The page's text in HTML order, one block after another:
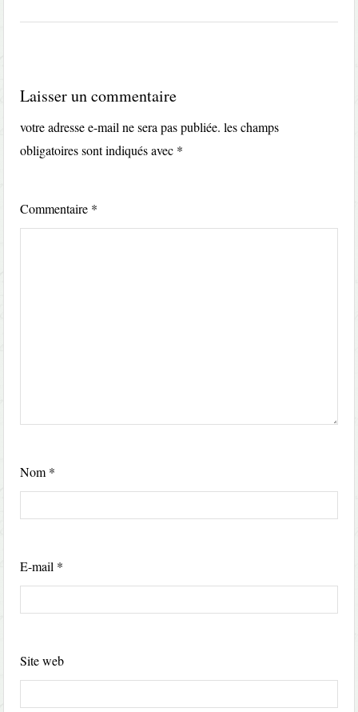
Laisser un commentaire
votre adresse e-mail ne sera pas publiée. les champs
obligatoires sont indiqués avec *
Commentaire *
Nom *
E-mail *
Site web